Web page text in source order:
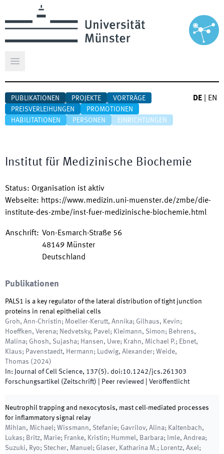
Hauptmenü öffnen
PUBLIKATIONEN PROJEKTE
VORTRÄGE
PREISVERLEIHUNGEN
PROMOTIONEN
HABILITATIONEN
PERSONEN EINRICHTUNGEN
DE EN
Institut für Medizinische Biochemie
Status: Organisation ist aktiv
Webseite: https://www.medizin.uni-muenster.de/zmbe/die-
institute-des-zmbe/inst-fuer-medizinische-biochemie.html
Anschrift: Von-Esmarch-Straße 56
48149 Münster
Deutschland
Publikationen
PALS1 is a key regulator of the lateral distribution of tight junction
proteins in renal epithelial cells
Groh, Ann-Christin; Moeller-Kerutt, Annika; Gilhaus, Kevin;
Hoeffken, Verena; Nedvetsky, Pavel; Kleimann, Simon; Behrens,
Malina; Ghosh, Sujasha; Hansen, Uwe; Krahn, Michael P.; Ebnet,
Klaus; Pavenstaedt, Hermann; Ludwig, Alexander; Weide,
Thomas ( 2024)
In: Journal of Cell Science, 137(5). doi:10.1242/jcs.261303
Forschungsartikel (Zeitschrift) | Peer reviewed Veröffentlicht
Neutrophil trapping and nexocytosis, mast cell-mediated processes
for inflammatory signal relay
Mihlan, Michael; Wissmann, Stefanie; Gavrilov, Alina; Kaltenbach,
Lukas; Britz, Marie; Franke, Kristin; Hummel, Barbara; Imle, Andrea;
Suzuki, Ryo; Stecher, Manuel; Glaser, Katharina M.; Lorentz, Axel;